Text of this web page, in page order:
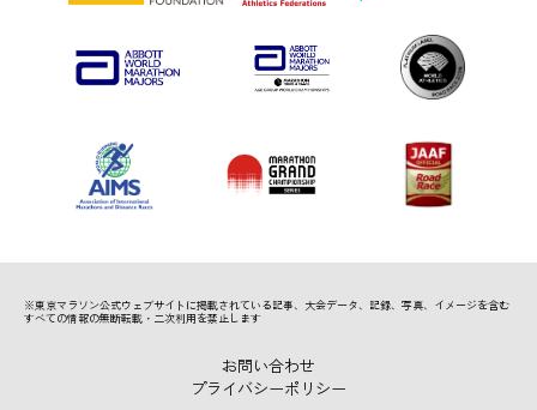
※東京マラソン公式ウェブサイトに掲載されている記事、 大会データ、記録、写真、イメージを含む
すべての情報の無断転載・二次利用を禁止します
お問い合わせ
プライバシーポリシー